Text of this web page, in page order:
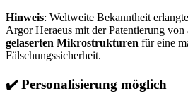
Hinweis: Weltweite Bekanntheit
Argor Heraeus mit der Patentierung von
gelaserten Mikrostrukturen für eine
Fälschungssicherheit.
✔️Personalisierung möglich